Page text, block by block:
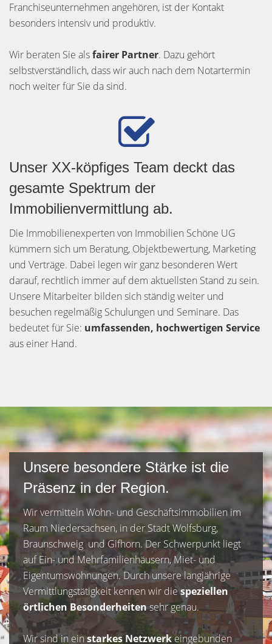
Franchiseunternehmen angehören, ist der Kontakt
besonders intensiv und produktiv.
Wir beraten Sie alsfairer Partner. Dazu gehört
selbstverständlich, dass wir auch nach dem Notartermin
noch weiter für Sie da sind.
Unser XX-köpfiges Team deckt das
gesamte Spektrum der
Immobilienvermittlung ab.
Die Immobilienexperten von Immobilien Schöne UG
kümmern sich um Beratung, Objektbewertung, Marketing
und Verträge. Dabei legen wir ganz besonderen Wert
darauf, rechtlich immer auf dem aktuellsten Stand zu sein.
Unsere Mitarbeiter bilden sich ständig weiter und
besuchen regelmäßig Schulungen und Seminare. Das
bedeutet für Sie: umfassenden, hochwertigen Service
aus einer Hand.
Unsere besondere Stärke ist die
Präsenz in der Region.
Wir vermitteln Wohn- und Geschäftsimmobilien im
Raum Niedersachsen, in der Stadt Wolfsburg,
Braunschweig und Gifhorn. Der Schwerpunkt liegt
auf Ein- und Mehrfamilienhäusern, Miet- und
Eigentumswohnungen. Durch unsere langjährige
Vermittlungstätigkeit kennen wir diespeziellen
örtlichen Besonderheitensehr genau.
Wir sind in einstarkes Netzwerkeingebunden